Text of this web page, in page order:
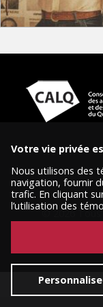
© 2026 Tous
Conception et
Votre vie privée
Nous utilisons des
navigation, fournir
trafic. En cliquant
l’utilisation des